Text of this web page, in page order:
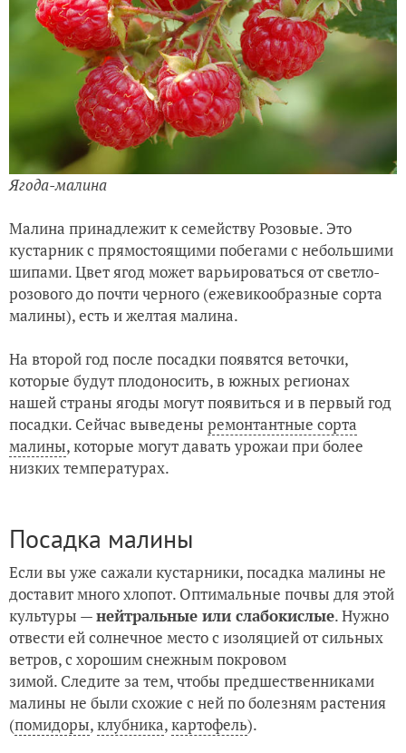
Ягода-малина
Малина принадлежит к семейству Розовые. Это
кустарник с прямостоящими побегами с небольшими
шипами. Цвет ягод может варьироваться от светло-
розового до почти черного (ежевикообразные сорта
малины), есть и желтая малина.
На второй год после посадки появятся веточки,
которые будут плодоносить, в южных регионах
нашей страны ягоды могут появиться и в первый год
посадки. Сейчас выведены ремонтантные сорта
малины, которые могут давать урожаи при более
низких температурах.
Посадка малины
Если вы уже сажали кустарники, посадка малины не
доставит много хлопот. Оптимальные почвы для этой
культуры —нейтральные или слабокислые. Нужно
отвести ей солнечное место с изоляцией от сильных
ветров, с хорошим снежным покровом
зимой. Следите за тем, чтобы предшественниками
малины не были схожие с ней по болезням растения
(помидоры,клубника,картофель).